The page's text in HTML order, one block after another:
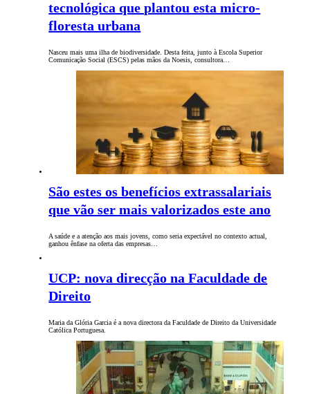
tecnológica que plantou esta micro-
floresta urbana
Nasceu mais uma ilha de biodiversidade. Desta feita, junto à Escola Superior
Comunicação Social (ESCS) pelas mãos da Noesis, consultora…
São estes os benefícios extrassalariais
que vão ser mais valorizados este ano
A saúde e a atenção aos mais jovens, como seria expectável no contexto actual,
ganhou ênfase na oferta das empresas…
UCP: nova direcção na Faculdade de
Direito
Maria da Glória Garcia é a nova directora da Faculdade de Direito da Universidade
Católica Portuguesa.